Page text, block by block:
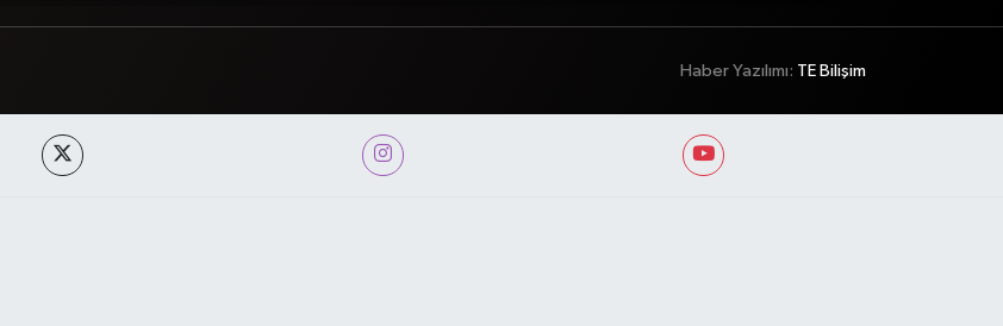
Haber Yazılımı: TE Bilişim